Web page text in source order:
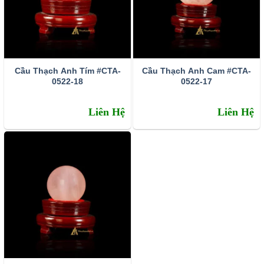
dụng giảm căng thẳng, mệt mỏi và stress trong công
việc. Bởi nó tác động lên hệ thống thần kinh của người
sử dụng và sẽ cảm nhận thấy tinh thần mình luôn thoải
mái.
Quả cầu thạch anh rất tốt đối với những người thường
kinh. Những người hay mắc chứng lo âu hoặc trầm cảm
nếu thường xuyên sử dụng sản phẩm này sẽ điều trị từ
từ và làm giảm dần các triệu chứng ấy.
quả cầu thạch anh phong thủy cũng sẽ giúp giấc ngủ
ngon hơn, sâu hơn và chất lượng hơn.
Với những người mắc các bệnh về hệ tiêu hóa thì quả
cầu thạch anh cũng sẽ giúp cải thiện chức năng cho hệ
tiêu hóa. Từ đó giúp ăn ngon hơn, tăng cường khả
năng hấp thu chất dinh dưỡng cho cơ thể.
Cầu Thạch Anh Tím #CTA-
0522-18
Liên Hệ
Cầu Thạch Anh Cam #CTA-
0522-17
Liên Hệ